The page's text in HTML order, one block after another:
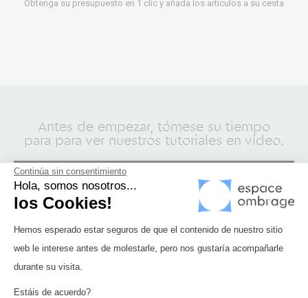
Continúa sin consentimiento
Hola, somos nosotros...
los Cookies!
Plataforma de Gestión de
Hemos esperado estar seguros de que el contenido de nuestro sitio
web le interese antes de molestarle, pero nos gustaría acompañarle
durante su visita.
Estáis de acuerdo?
Obtenga su presupuesto en 1 clic y añada los artículos a su cesta
Antes de empezar, tómese su tiempo
para para ver nuestros tutoriales en vídeo.